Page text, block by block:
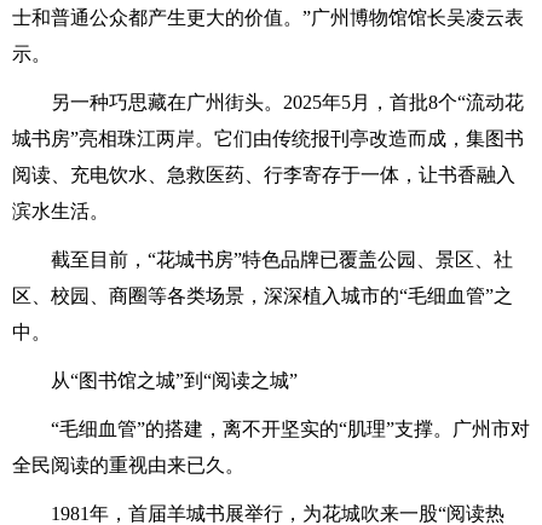
士和普通公众都产生更大的价值。”广州博物馆馆长吴凌云表
示。
另一种巧思藏在广州街头。2025年5月，首批8个“流动花
城书房”亮相珠江两岸。它们由传统报刊亭改造而成，集图书
阅读、充电饮水、急救医药、行李寄存于一体，让书香融入
滨水生活。
截至目前，“花城书房”特色品牌已覆盖公园、景区、社
区、校园、商圈等各类场景，深深植入城市的“毛细血管”之
中。
从“图书馆之城”到“阅读之城”
“毛细血管”的搭建，离不开坚实的“肌理”支撑。广州市对
全民阅读的重视由来已久。
1981年，首届羊城书展举行，为花城吹来一股“阅读热